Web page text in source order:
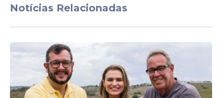
Com a publicação da nomeação dos novos
policiais no Diário Oficial, a atual gestão
estadual alcança a marca de 6.973
Notícias Relacionadas